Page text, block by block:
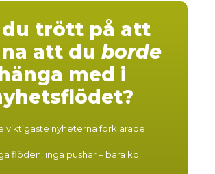
trött på att
att du borde
med i
viktigaste nyheterna förklarade
flöden, inga pushar – bara koll.